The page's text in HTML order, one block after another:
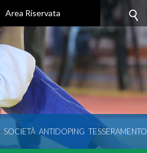
Area Riservata
SOCIETÀ ANTIDOPING TESSERAMENTO